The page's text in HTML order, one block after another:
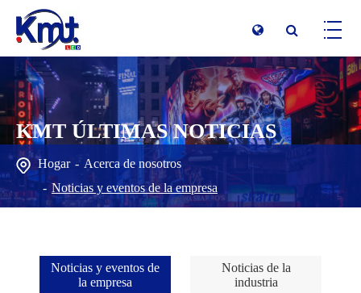
KMT ÚLTIMAS NOTICIAS
Hogar
Acerca de nosotros
Noticias y eventos de la empresa
Noticias y eventos de
la empresa
Noticias de la
industria